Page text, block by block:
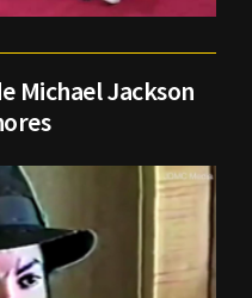
Michael Jackson